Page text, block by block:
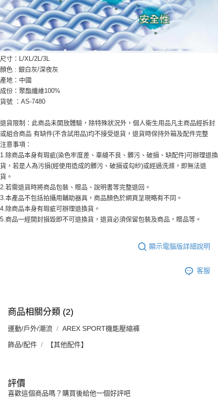
尺寸：L/XL/2L/3L
顏色 : 銀白灰/深夜灰
產地：中國
成份：聚酯纖維100%
貨號 ：AS-7480
退貨限制：此商品未開放體驗，除特殊狀況外，個人衛生用品凡主商品經拆封
或組合商品 有缺件(不含試用品)均不接受退貨，退貨時保持外箱及配件完整
注意事項：
1.除商品本身有瑕疵(染色牢度差、車縫不良、髒污、破損、缺配件)可辦理退換
貨，若是人為污損(經使用造成的髒污、破損或勾紗)或經過洗滌，即無法退
貨。
2.若需退貨時將商品包裝、贈品、說明書等完整退回。
3.本產品不包括拍攝用輔助器具，商品顏色於網頁呈現略有不同。
4.除商品本身有瑕疵可辦理退換貨。
5.商品一經開封損毀即不可退換貨，退貨必須保留包裝及商品，贈品等。
顯示電腦版詳細說明
客服
商品相關分類 (2)
運動/戶外/潮流 AREX SPORT機能壓縮褲
飾品/配件 【其他配件】
評價
喜歡這個商品嗎？購買後給他一個好評吧